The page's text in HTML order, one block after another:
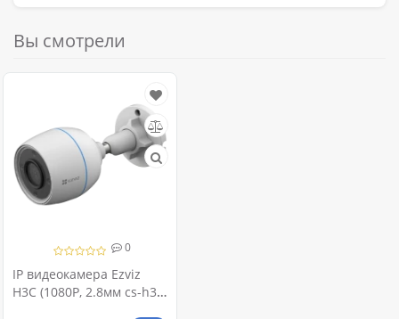
Вы смотрели
0
IP видеокамера Ezviz
H3C (1080P, 2.8мм cs-h3c)